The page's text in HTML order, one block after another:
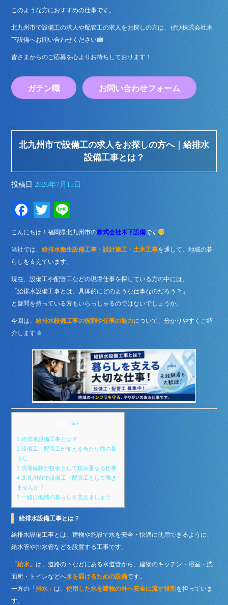
このような方におすすめの仕事です。
北九州市で設備工の求人や配管工の求人をお探しの方は、ぜひ株式会社木
下設備へお問い合わせください
皆さまからのご応募を心よりお待ちしております！
ガテン職 お問い合わせフォーム
北九州市で設備工の求人をお探しの方へ｜給排水
設備工事とは？
投稿日 2026年7月15日
Fa
ce
bo
ok
T
wi
tte
r
ne
こんにちは！福岡県北九州市の株式会社木下設備です
当社では、給排水衛生設備工事・設計施工・土木工事を通して、地域の暮
らしを支えています。
現在、設備工や配管工などの現場仕事を探している方の中には、
「給排水設備工事とは、具体的にどのような仕事なのだろう？」
と疑問を持っている方もいらっしゃるのではないでしょうか。
今回は、給排水設備工事の役割や仕事の魅力について、分かりやすくご紹
介します
hide]
1 給排水設備工事とは？
2 設備工・配管工が支える当たり前の暮
らし
3 現場経験が技術として積み重なる仕事
4 北九州市で設備工・配管工として働き
ませんか？
5 一緒に地域の暮らしを支えましょう
給排水設備工事とは？
給排水設備工事とは、建物や施設で水を安全・快適に使用できるように、
給水管や排水管などを設置する工事です。
「給水」は、道路の下などにある水道管から、建物のキッチン・浴室・洗
面所・トイレなどへ水を届けるための設備です。
一方の 「排水」は、使用した水を建物の外へ安全に流す役割 を担っていま
す。